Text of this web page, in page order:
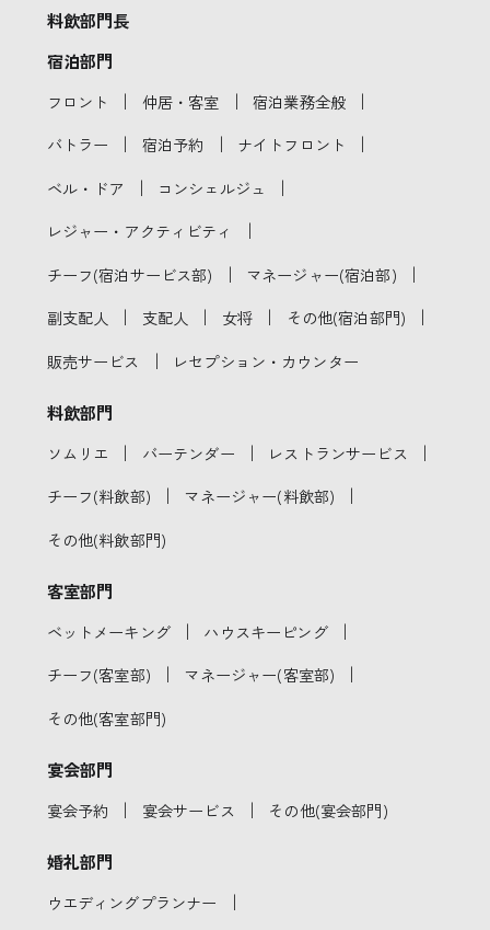
料飲部門長
宿泊部門
フロント ｜ 仲居・客室 ｜ 宿泊業務全般 ｜
バトラー ｜ 宿泊予約 ｜ ナイトフロント ｜
ベル・ドア ｜ コンシェルジュ ｜
レジャー・アクティビティ ｜
チーフ(宿泊サービス部) ｜ マネージャー(宿泊部) ｜
副支配人 ｜ 支配人 ｜ 女将 ｜ その他(宿泊部門) ｜
販売サービス ｜ レセプション・カウンター
料飲部門
ソムリエ ｜ バーテンダー ｜ レストランサービス ｜
チーフ(料飲部) ｜ マネージャー(料飲部) ｜
その他(料飲部門)
客室部門
ベットメーキング ｜ ハウスキーピング ｜
チーフ(客室部) ｜ マネージャー(客室部) ｜
その他(客室部門)
宴会部門
宴会予約 ｜ 宴会サービス ｜ その他(宴会部門)
婚礼部門
ウエディングプランナー ｜